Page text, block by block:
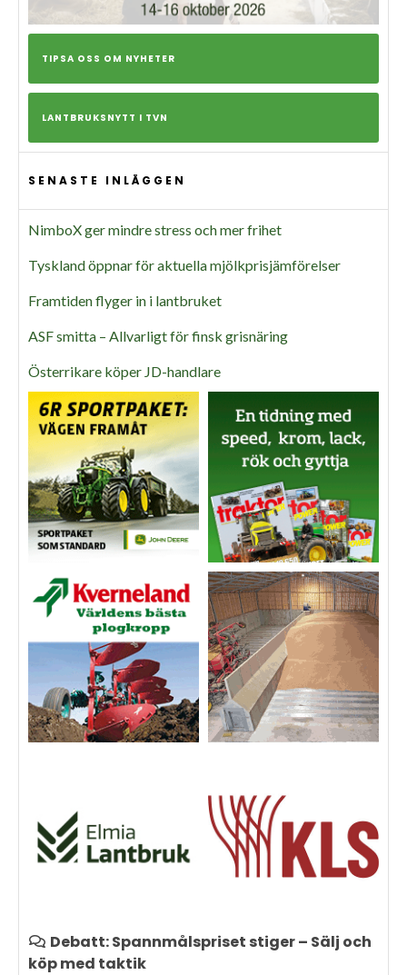
TIPSA OSS OM NYHETER
LANTBRUKSNYTT I TVN
SENASTE INLÄGGEN
NimboX ger mindre stress och mer frihet
Tyskland öppnar för aktuella mjölkprisjämförelser
Framtiden flyger in i lantbruket
ASF smitta – Allvarligt för finsk grisnäring
Österrikare köper JD-handlare
Debatt: Spannmålspriset stiger – Sälj och
köp med taktik